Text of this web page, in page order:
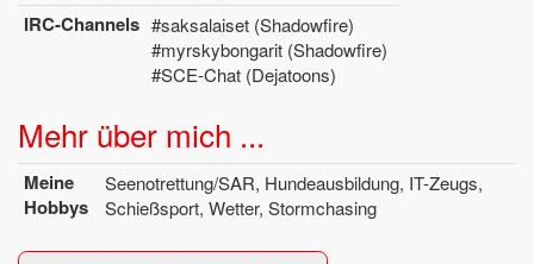
IRC-Chan­nels #sak­sa­lai­set (Shado­w­fi­re)
#myrs­ky­bon­ga­rit (Shado­w­fi­re)
#SCE-Chat (Deja­toons)
Mehr über mich ...
Meine
Hob­bys
See­notret­tung/SAR, Hun­de­aus­bil­dung, IT-Zeugs,
Schieß­sport, Wet­ter, Storm­cha­sing